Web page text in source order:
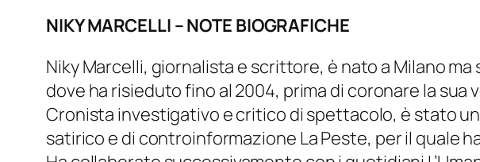
NIKY MARCELLI – NOTE BIOGRAFICHE
Niky Marcelli, giornalista e scrittore, è nato a Milano
dove ha risieduto fino al 2004, prima di coronare la
Cronista investigativo e critico di spettacolo, è stato
satirico e di controinformazione La Peste, per il quale